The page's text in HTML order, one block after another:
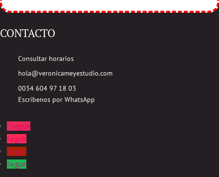
CONTACTO
Consultar horarios
hola@veronicameyestudio.com
0034 604 97 18 03
Escríbenos por WhatsApp
Seguir
Seguir
Seguir
Seguir